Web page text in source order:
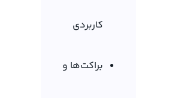
کاربردی
براکت‌ها و